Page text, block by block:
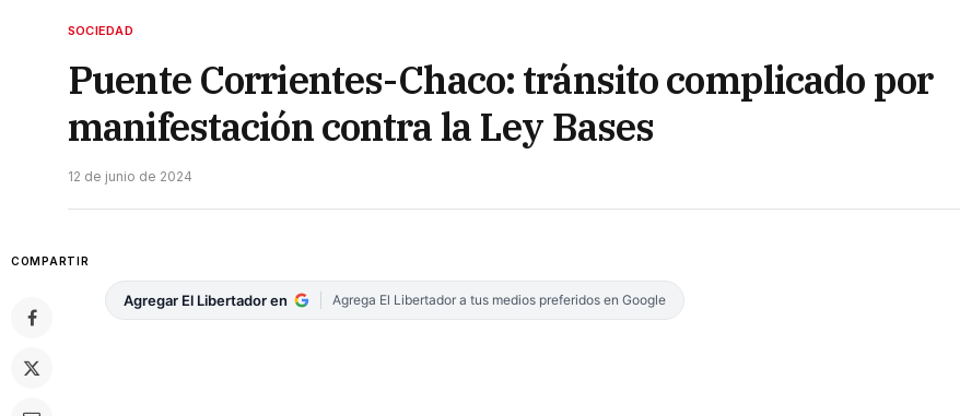
SOCIEDAD
Puente Corrientes-Chaco: tránsito complicado por
manifestación contra la Ley Bases
12 de junio de 2024
COMPARTIR
Agregar El Libertador en Agrega El Libertador a tus medios preferidos en Google